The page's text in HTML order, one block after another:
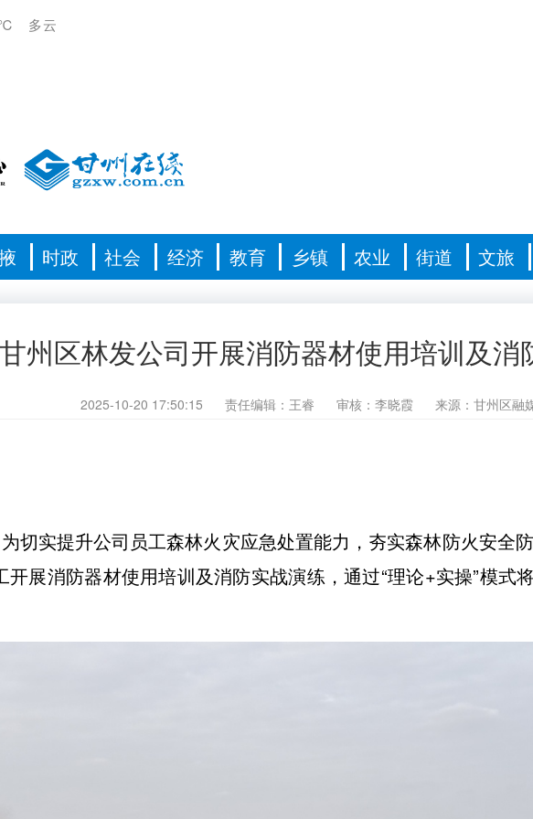
多云
时政 社会 经济 教育 乡镇 农业 街道 文旅
甘州区林发公司开展消防器材使用培训及消
2025-10-20 17:50:15 责任编辑：王睿 审核：李晓霞 来源：甘州区融
为切实提升公司员工森林火灾应急处置能力，夯实森林防火安全
开展消防器材使用培训及消防实战演练，通过“理论+实操”模式